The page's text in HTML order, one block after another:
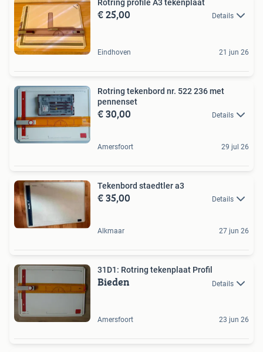
Rotring profile A3 tekenplaat
€ 25,00 Details
Eindhoven 21 jun 26
Rotring tekenbord nr. 522 236 met
pennenset
€ 30,00 Details
Amersfoort 29 jul 26
Tekenbord staedtler a3
€ 35,00 Details
Alkmaar 27 jun 26
31D1: Rotring tekenplaat Profil
Bieden Details
Amersfoort 23 jun 26